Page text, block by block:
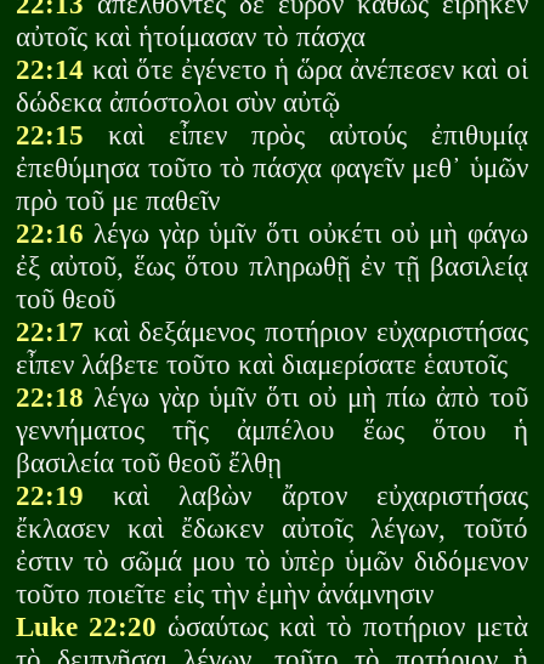
αὐτοῖς καὶ ἡτοίμασαν τὸ πάσχα
22:14 καὶ ὅτε ἐγένετο ἡ ὥρα ἀνέπεσεν καὶ οἱ
δώδεκα ἀπόστολοι σὺν αὐτῷ
22:15 καὶ εἶπεν πρὸς αὐτούς ἐπιθυμίᾳ
ἐπεθύμησα τοῦτο τὸ πάσχα φαγεῖν μεθ᾽ ὑμῶν
πρὸ τοῦ με παθεῖν
22:16 λέγω γὰρ ὑμῖν ὅτι οὐκέτι οὐ μὴ φάγω
ἐξ αὐτοῦ, ἕως ὅτου πληρωθῇ ἐν τῇ βασιλείᾳ
τοῦ θεοῦ
22:17 καὶ δεξάμενος ποτήριον εὐχαριστήσας
εἶπεν λάβετε τοῦτο καὶ διαμερίσατε ἑαυτοῖς
22:18 λέγω γὰρ ὑμῖν ὅτι οὐ μὴ πίω ἀπὸ τοῦ
γεννήματος τῆς ἀμπέλου ἕως ὅτου ἡ
βασιλεία τοῦ θεοῦ ἔλθῃ
22:19 καὶ λαβὼν ἄρτον εὐχαριστήσας
ἔκλασεν καὶ ἔδωκεν αὐτοῖς λέγων, τοῦτό
ἐστιν τὸ σῶμά μου τὸ ὑπὲρ ὑμῶν διδόμενον
τοῦτο ποιεῖτε εἰς τὴν ἐμὴν ἀνάμνησιν
Luke 22:20 ὡσαύτως καὶ τὸ ποτήριον μετὰ